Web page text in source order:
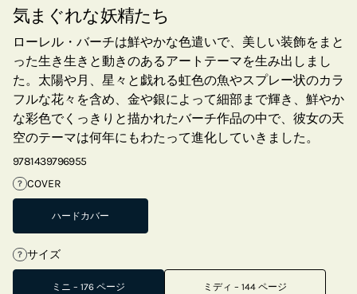
気まぐれな妖精たち
ローレル・バーチは鮮やかな色遣いで、美しい装飾をまと
った生き生きと動きのあるアートテーマを生み出しまし
た。太陽や月、星々と戯れる虹色の魚やスプレー状のカラ
フルな花々を含め、金や銀によって細部まで輝き、鮮やか
な彩色でくっきりと描かれたバーチ作品の中で、彼女の天
空のテーマは何年にもわたって進化していきました。
9781439796955
? COVER
ハードカバー
? サイズ
ミニ – 176 ページ
ミディ – 144 ページ